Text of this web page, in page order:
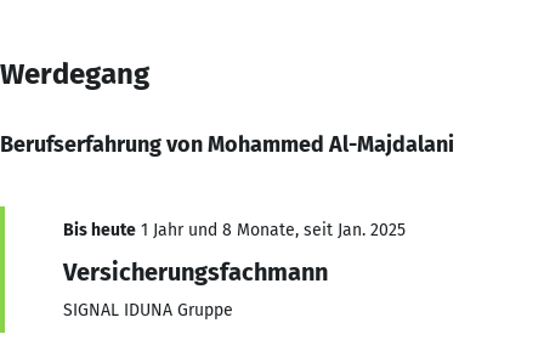
Werdegang
Berufserfahrung von Mohammed Al-Majdalani
Bis heute 1 Jahr und 8 Monate, seit Jan. 2025
Versicherungsfachmann
SIGNAL IDUNA Gruppe